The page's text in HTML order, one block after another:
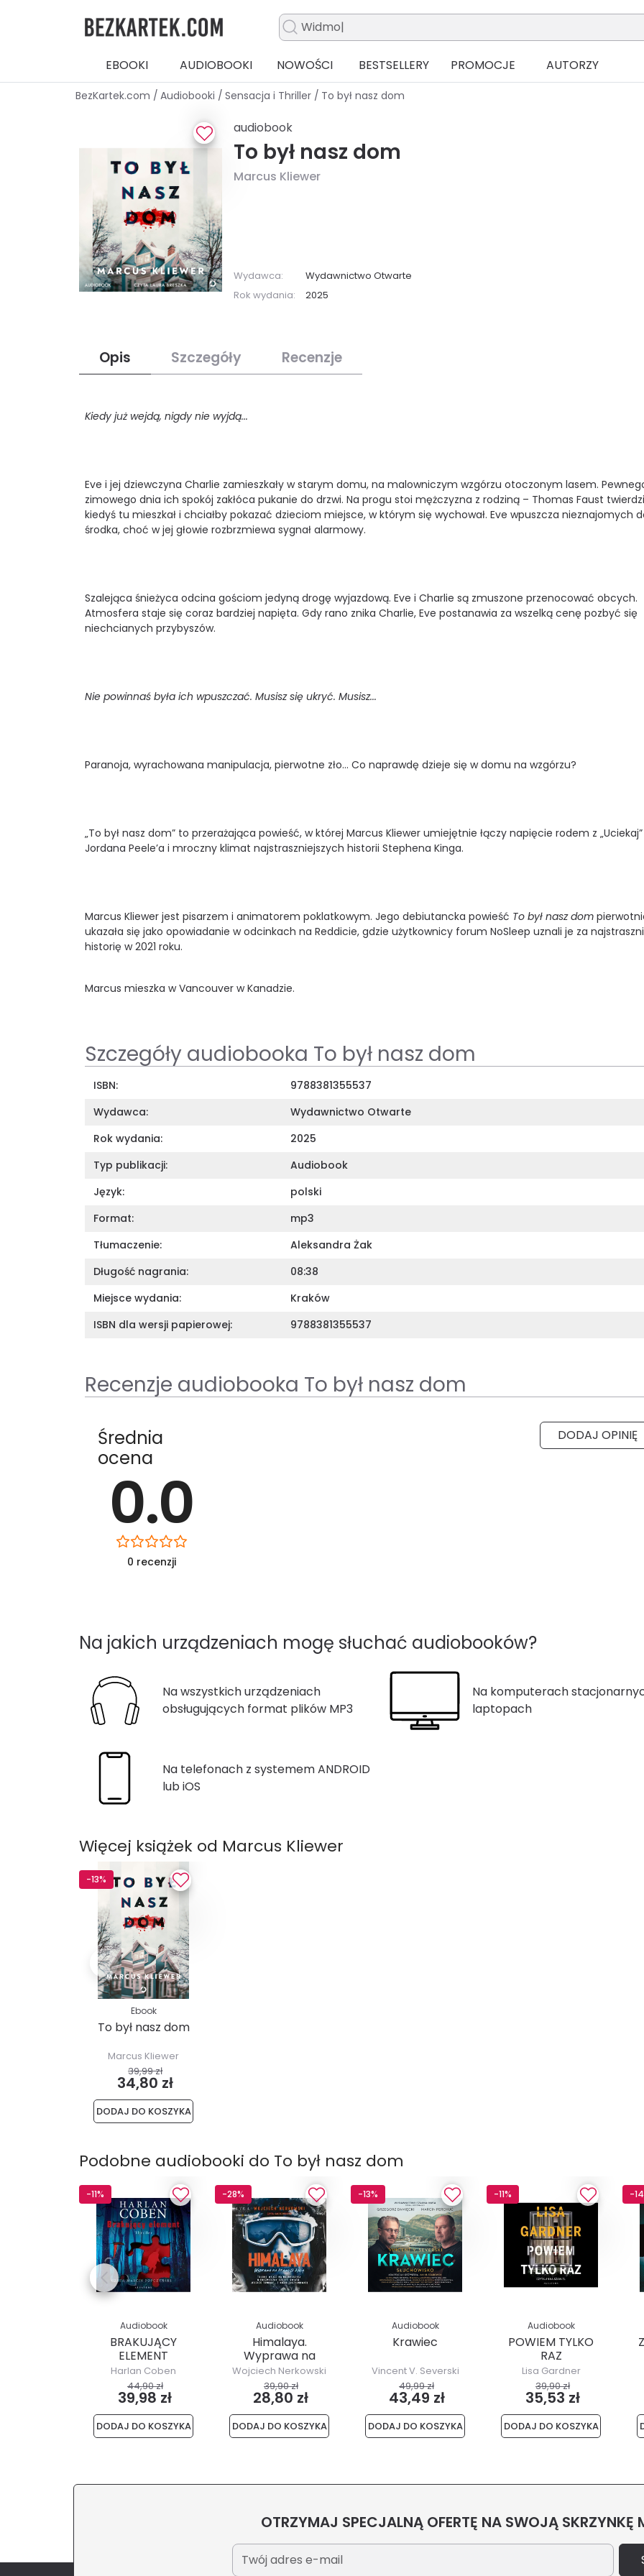
EBOOKI AUDIOBOOKI NOWOŚCI BESTSELLERY PROMOCJE AUTORZY
BezKartek.com / Audiobooki / Sensacja i Thriller / To był nasz dom
audiobook
To był nasz dom
Marcus Kliewer
Wydawca:
Wydawnictwo Otwarte
Rok wydania:
2025
Opis Szczegóły Recenzje
Kiedy już wejdą, nigdy nie wyjdą...
Eve i jej dziewczyna Charlie zamieszkały w starym domu, na malowniczym wzgórzu otoczonym lasem.
zimowego dnia ich spokój zakłóca pukanie do drzwi. Na progu stoi mężczyzna z rodziną – Thomas Faust
kiedyś tu mieszkał i chciałby pokazać dzieciom miejsce, w którym się wychował. Eve wpuszcza nieznajomych
środka, choć w jej głowie rozbrzmiewa sygnał alarmowy.
Szalejąca śnieżyca odcina gościom jedyną drogę wyjazdową. Eve i Charlie są zmuszone przenocować obcych.
Atmosfera staje się coraz bardziej napięta. Gdy rano znika Charlie, Eve postanawia za wszelką cenę pozbyć się
niechcianych przybyszów.
Nie powinnaś była ich wpuszczać. Musisz się ukryć. Musisz...
Paranoja, wyrachowana manipulacja, pierwotne zło... Co naprawdę dzieje się w domu na wzgórzu?
„To był nasz dom” to przerażająca powieść, w której Marcus Kliewer umiejętnie łączy napięcie rodem z „Uciekaj”
Jordana Peele’a i mroczny klimat najstraszniejszych historii Stephena Kinga.
Marcus Kliewer jest pisarzem i animatorem poklatkowym. Jego debiutancka powieść To był nasz dom
ukazała się jako opowiadanie w odcinkach na Reddicie, gdzie użytkownicy forum NoSleep uznali je za
historię w 2021 roku.
Marcus mieszka w Vancouver w Kanadzie.
Szczegóły audiobooka To był nasz dom
ISBN:
9788381355537
Wydawca:
Wydawnictwo Otwarte
Rok wydania:
2025
Typ publikacji:
Audiobook
Język:
polski
Format:
mp3
Tłumaczenie:
Aleksandra Żak
Długość nagrania:
08:38
Miejsce wydania:
Kraków
ISBN dla wersji papierowej:
9788381355537
Recenzje audiobooka To był nasz dom
Średnia
ocena
0.0
0 recenzji
DODAJ OPINIĘ
Na jakich urządzeniach mogę słuchać audiobooków?
Na wszystkich urządzeniach
obsługujących format plików MP3
Na komputerach
laptopach
Na telefonach z systemem ANDROID
lub iOS
Więcej książek od Marcus Kliewer
-13%
Ebook
To był nasz dom
Marcus Kliewer
39,99 zł
34,80 zł
DODAJ DO KOSZYKA
Podobne audiobooki do To był nasz dom
-11%
Audiobook
BRAKUJĄCY
ELEMENT
Harlan Coben
44,90 zł
39,98 zł
DODAJ DO KOSZYKA
-28%
Audiobook
Himalaya.
Wyprawa na
krawędź życia
Wojciech Nerkowski
39,90 zł
28,80 zł
DODAJ DO KOSZYKA
-13%
Audiobook
Krawiec
Vincent V. Severski
49,99 zł
43,49 zł
DODAJ DO KOSZYKA
-11%
Audiobook
POWIEM TYLKO
RAZ
Lisa Gardner
39,90 zł
35,53 zł
DODAJ DO KOSZYKA
-
OTRZYMAJ SPECJALNĄ OFERTĘ NA SWOJĄ SKRZYNKĘ